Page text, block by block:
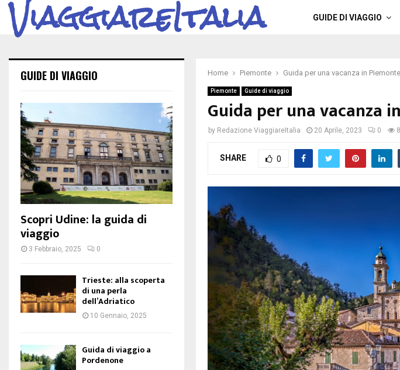
ViaggiareItalia GUIDE DI VIAGGIO
Home Piemonte Guida per una vacanza in Piemonte
Piemonte Guide di viaggio
Guida per una vacanza
by Redazione ViaggiareItalia 20 Aprile, 2023 0
SHARE 0
GUIDE DI VIAGGIO
Scopri Udine: la guida di
viaggio
3 Febbraio, 2025 0
Trieste: alla scoperta
di una perla
dell’Adriatico
10 Gennaio, 2025
Guida di viaggio a
Pordenone